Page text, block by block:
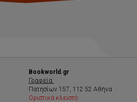
Bookworld.gr
Γραφεία:
Πατησίων 157, 112 52 Αθήνα
Οριστικά κλειστό